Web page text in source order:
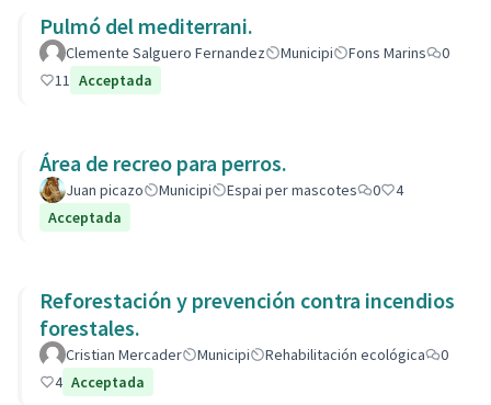
Pulmó del mediterrani.
Clemente Salguero Fernandez Municipi Fons Marins
0
11 Acceptada
Área de recreo para perros.
Juan picazo Municipi Espai per mascotes 0
4
Acceptada
Reforestación y prevención contra incendios
forestales.
Cristian Mercader Municipi Rehabilitación ecológica
0
4 Acceptada